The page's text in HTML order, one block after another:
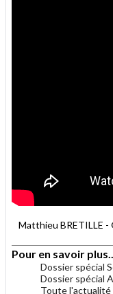
Matthieu BRETILLE
Pour en savoir
Dossier spécial
Dossier spécial
Toute l'actualité